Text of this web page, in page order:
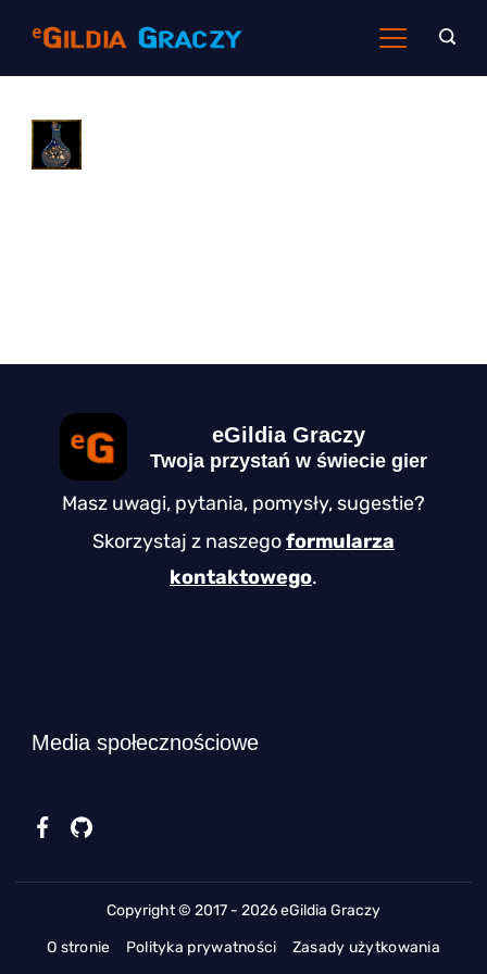
eGildia Graczy
Twoja przystań w świecie gier
Masz uwagi, pytania, pomysły, sugestie?
Skorzystaj z naszegoformularza
kontaktowego.
Media społecznościowe
Copyright © 2017 - 2026 eGildia Graczy
O stronie
Polityka prywatności Zasady użytkowania